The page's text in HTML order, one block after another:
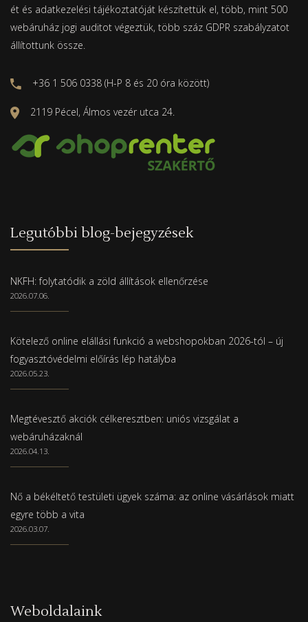
ét és adatkezelési tájékoztatóját készítettük el, több, mint 500
webáruház jogi auditot végeztük, több száz GDPR szabályzatot
állítottunk össze.
+36 1 506 0338 (H-P 8 és 20 óra között)
2119 Pécel, Álmos vezér utca 24.
Legutóbbi blog-bejegyzések
NKFH: folytatódik a zöld állítások ellenőrzése
2026.07.06.
Kötelező online elállási funkció a webshopokban 2026-tól – új
fogyasztóvédelmi előírás lép hatályba
2026.05.23.
Megtévesztő akciók célkeresztben: uniós vizsgálat a
webáruházaknál
2026.04.13.
Nő a békéltető testületi ügyek száma: az online vásárlások miatt
egyre több a vita
2026.03.07.
Weboldalaink